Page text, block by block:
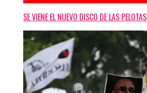
SE VIENE EL NUEVO DISCO DE LAS PELOTAS